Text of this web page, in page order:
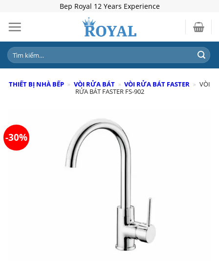
content
Bep Royal 12 Years Experience
Tìm
kiếm:
THIẾT BỊ NHÀ BẾP » VÒI RỬA BÁT » VÒI RỬA BÁT FASTER » VÒI
RỬA BÁT FASTER FS-902
-30%